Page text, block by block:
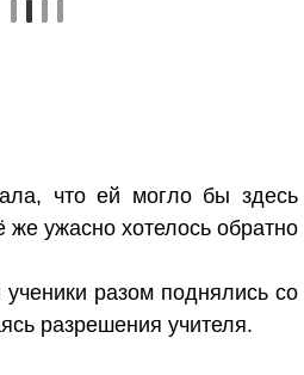
что ей могло бы здесь
же ужасно хотелось обратно
разом поднялись со
разрешения учителя.